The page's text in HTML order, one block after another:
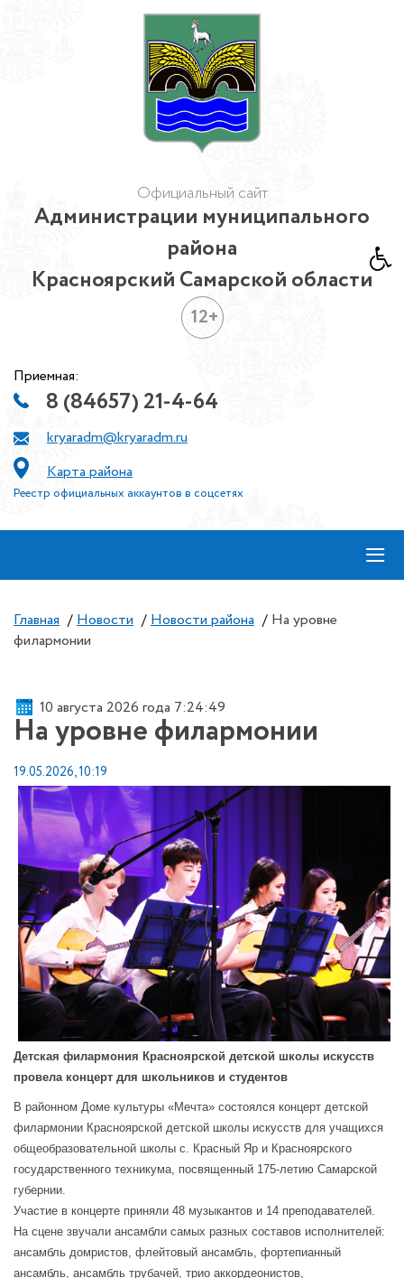
Официальный сайт
Администрации муниципального
района
Красноярский Самарской области
12+
Приемная:
8 (84657) 21-4-64
kryaradm@kryaradm.ru
Карта района
Реестр официальных аккаунтов в соцсетях
≡
Главная / Новости / Новости района / На уровне
филармонии
10 августа 2026 года 7:24:49
На уровне филармонии
19.05.2026, 10:19
Детская филармония Красноярской детской школы искусств
провела концерт для школьников и студентов
В районном Доме культуры «Мечта» состоялся концерт детской
филармонии Красноярской детской школы искусств для учащихся
общеобразовательной школы с. Красный Яр и Красноярского
государственного техникума, посвященный 175-летию Самарской
губернии.
Участие в концерте приняли 48 музыкантов и 14 преподавателей.
На сцене звучали ансамбли самых разных составов исполнителей:
ансамбль домристов, флейтовый ансамбль, фортепианный
ансамбль, ансамбль трубачей, трио аккордеонистов,